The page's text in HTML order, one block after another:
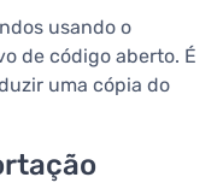
usando o
de código aberto. É
uma cópia do